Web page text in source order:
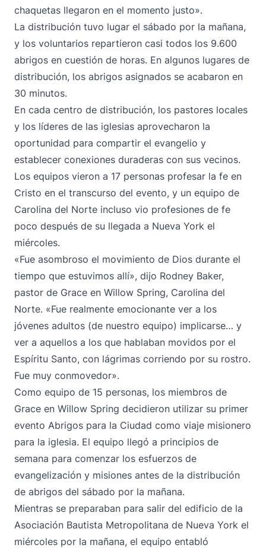
chaquetas llegaron en el momento justo».
La distribución tuvo lugar el sábado por la mañana,
y los voluntarios repartieron casi todos los 9.600
abrigos en cuestión de horas. En algunos lugares de
distribución, los abrigos asignados se acabaron en
30 minutos.
En cada centro de distribución, los pastores locales
y los líderes de las iglesias aprovecharon la
oportunidad para compartir el evangelio y
establecer conexiones duraderas con sus vecinos.
Los equipos vieron a 17 personas profesar la fe en
Cristo en el transcurso del evento, y un equipo de
Carolina del Norte incluso vio profesiones de fe
poco después de su llegada a Nueva York el
miércoles.
«Fue asombroso el movimiento de Dios durante el
tiempo que estuvimos allí», dijo Rodney Baker,
pastor de Grace en Willow Spring, Carolina del
Norte. «Fue realmente emocionante ver a los
jóvenes adultos (de nuestro equipo) implicarse… y
ver a aquellos a los que hablaban movidos por el
Espíritu Santo, con lágrimas corriendo por su rostro.
Fue muy conmovedor».
Como equipo de 15 personas, los miembros de
Grace en Willow Spring decidieron utilizar su primer
evento Abrigos para la Ciudad como viaje misionero
para la iglesia. El equipo llegó a principios de
semana para comenzar los esfuerzos de
evangelización y misiones antes de la distribución
de abrigos del sábado por la mañana.
Mientras se preparaban para salir del edificio de la
Asociación Bautista Metropolitana de Nueva York el
miércoles por la mañana, el equipo entabló